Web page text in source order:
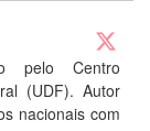
pelo Centro
(UDF). Autor
nacionais com